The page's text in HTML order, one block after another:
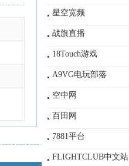
星空宽频
战旗直播
18Touch游戏
A9VG电玩部落
空中网
百田网
7881平台
FLIGHTCLUB中文站